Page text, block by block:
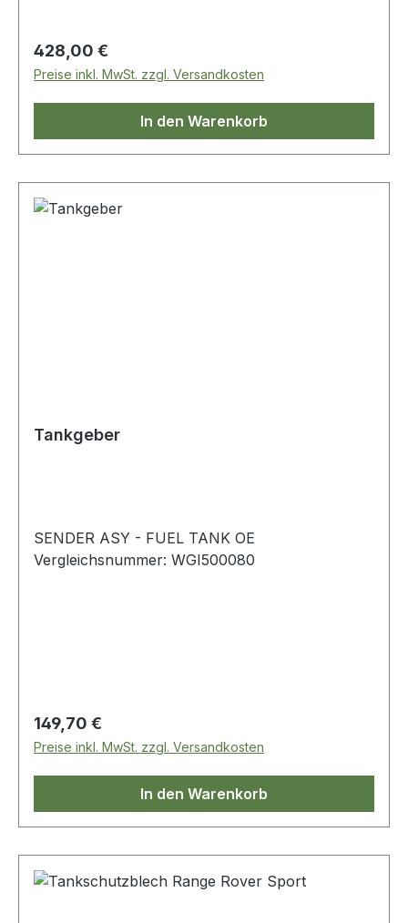
Regulärer Preis:
428,00 €
Preise inkl. MwSt. zzgl. Versandkosten
In den Warenkorb
Tankgeber
SENDER ASY - FUEL TANK OE
Vergleichsnummer: WGI500080
Regulärer Preis:
149,70 €
Preise inkl. MwSt. zzgl. Versandkosten
In den Warenkorb